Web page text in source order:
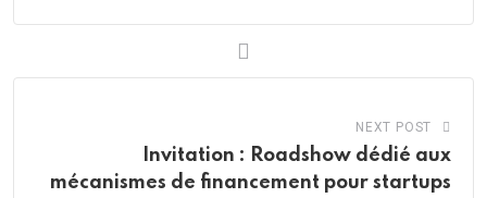
NEXT POST
Invitation : Roadshow dédié aux
mécanismes de financement pour startups